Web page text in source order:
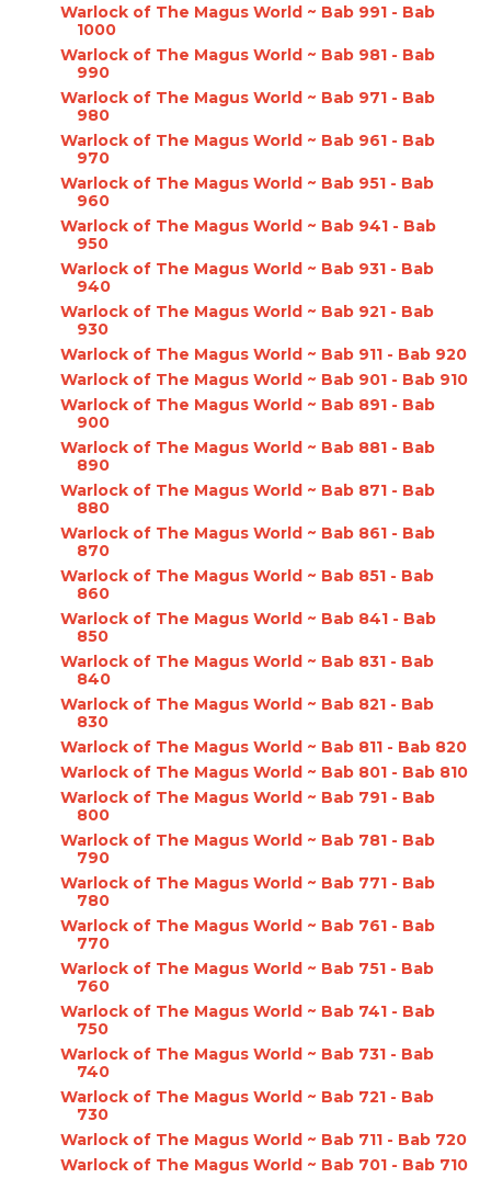
Warlock of The Magus World ~ Bab 991 - Bab
1000
Warlock of The Magus World ~ Bab 981 - Bab
990
Warlock of The Magus World ~ Bab 971 - Bab
980
Warlock of The Magus World ~ Bab 961 - Bab
970
Warlock of The Magus World ~ Bab 951 - Bab
960
Warlock of The Magus World ~ Bab 941 - Bab
950
Warlock of The Magus World ~ Bab 931 - Bab
940
Warlock of The Magus World ~ Bab 921 - Bab
930
Warlock of The Magus World ~ Bab 911 - Bab 920
Warlock of The Magus World ~ Bab 901 - Bab 910
Warlock of The Magus World ~ Bab 891 - Bab
900
Warlock of The Magus World ~ Bab 881 - Bab
890
Warlock of The Magus World ~ Bab 871 - Bab
880
Warlock of The Magus World ~ Bab 861 - Bab
870
Warlock of The Magus World ~ Bab 851 - Bab
860
Warlock of The Magus World ~ Bab 841 - Bab
850
Warlock of The Magus World ~ Bab 831 - Bab
840
Warlock of The Magus World ~ Bab 821 - Bab
830
Warlock of The Magus World ~ Bab 811 - Bab 820
Warlock of The Magus World ~ Bab 801 - Bab 810
Warlock of The Magus World ~ Bab 791 - Bab
800
Warlock of The Magus World ~ Bab 781 - Bab
790
Warlock of The Magus World ~ Bab 771 - Bab
780
Warlock of The Magus World ~ Bab 761 - Bab
770
Warlock of The Magus World ~ Bab 751 - Bab
760
Warlock of The Magus World ~ Bab 741 - Bab
750
Warlock of The Magus World ~ Bab 731 - Bab
740
Warlock of The Magus World ~ Bab 721 - Bab
730
Warlock of The Magus World ~ Bab 711 - Bab 720
Warlock of The Magus World ~ Bab 701 - Bab 710